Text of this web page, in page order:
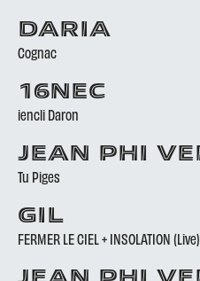
DARIA
Cognac
16NEC
iencli Daron
JEAN PHI
Tu Piges
GIL
FERMER LE CIEL + INSOLATION (Live)